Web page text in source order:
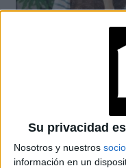
Su privacidad
Nosotros y nuestros
información en un